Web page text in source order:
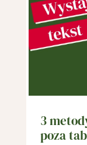
3
poza